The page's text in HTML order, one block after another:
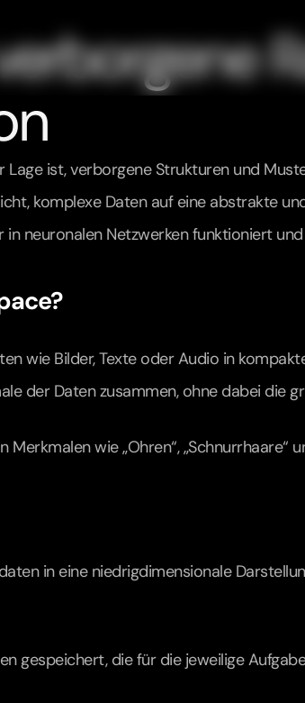
ist, verborgene Strukturen und
komplexe Daten auf eine abstrakte
neuronalen Netzwerken funktioniert
wie Bilder, Texte oder Audio in
der Daten zusammen, ohne dabei die
wie „Ohren“,
in eine niedrigdimensionale
gespeichert, die für die jeweilige